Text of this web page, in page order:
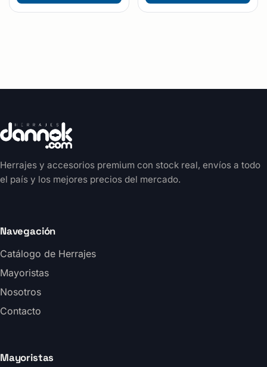
Herrajes y accesorios premium con stock real, envíos a todo
el país y los mejores precios del mercado.
Navegación
Catálogo de Herrajes
Mayoristas
Nosotros
Contacto
Mayoristas